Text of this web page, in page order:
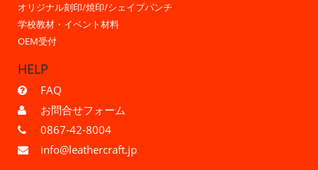
オリジナル刻印/焼印/シェイプパンチ
学校教材・イベント材料
OEM受付
HELP
FAQ
お問合せフォーム
0867-42-8004
info@leathercraft.jp